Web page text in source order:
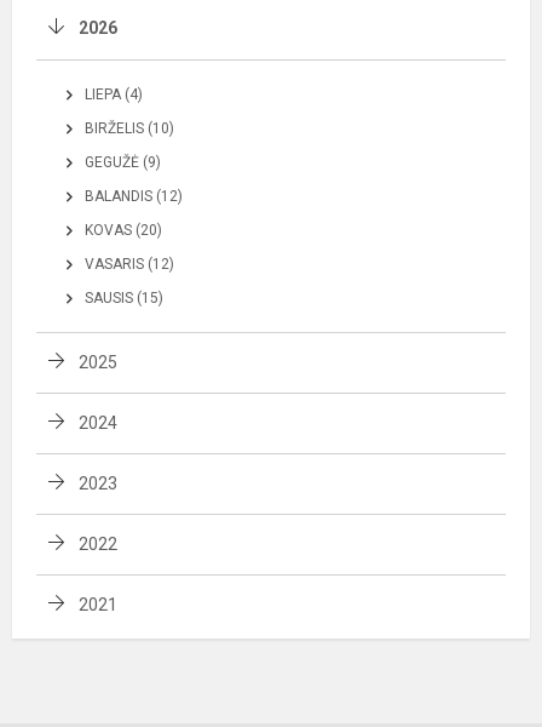
2026
LIEPA (4)
BIRŽELIS (10)
GEGUŽĖ (9)
BALANDIS (12)
KOVAS (20)
VASARIS (12)
SAUSIS (15)
2025
2024
2023
2022
2021